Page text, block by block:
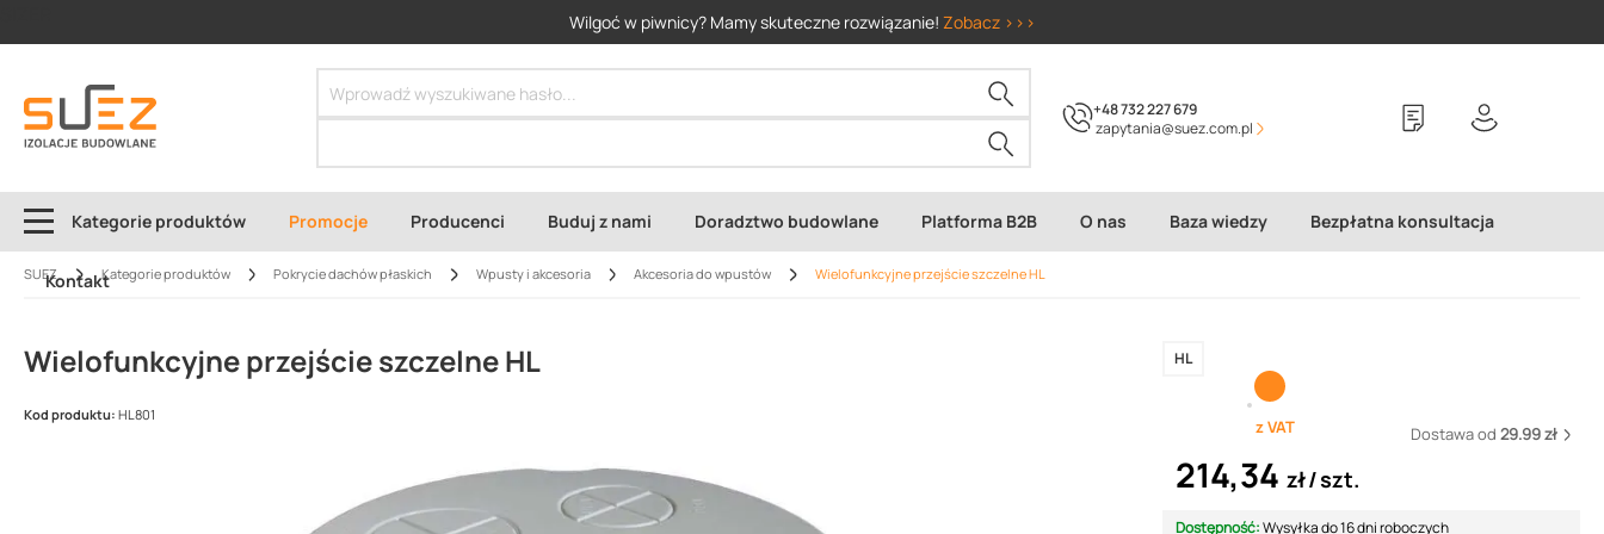
Wilgoć w piwnicy? Mamy skuteczne rozwiązanie! Zobacz >>>
+48 732 227 679
zapytania@suez.com.pl
Kategorie produktów Promocje Producenci Buduj z nami Doradztwo budowlane Platforma B2B O nas Baza wiedzy Bezpłatna konsultacja
Kontakt
SUEZ Kategorie produktów Pokrycie dachów płaskich Wpusty i akcesoria Akcesoria do wpustów Wielofunkcyjne przejście szczelne HL
Wielofunkcyjne przejście szczelne HL HL
Kod produktu: HL801
z VAT Dostawa od 29.99 zł
214,34 zł szt.
Dostępność:Wysyłka do 16 dni roboczych